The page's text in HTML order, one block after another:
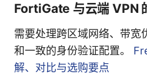
FortiGate 与云端 VPN
需要处理跨区域网络、带宽
和一致的身份验证配置。
解、对比与选购要点